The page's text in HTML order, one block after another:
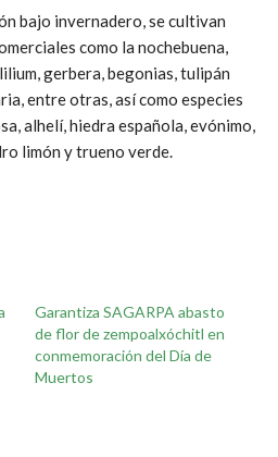
bajo invernadero, se cultivan
como la nochebuena,
gerbera, begonias, tulipán
entre otras, así como especies
alhelí, hiedra española, evónimo,
limón y trueno verde.
Garantiza SAGARPA abasto
de flor de zempoalxóchitl en
conmemoración del Día de
Muertos